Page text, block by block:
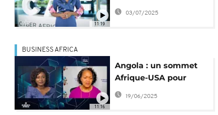
11:19
résilience numérique
03/07/2025
11:16
BUSINESS AFRICA
Angola : un sommet
Afrique-USA pour
raffermir les liens
commerciaux
19/06/2025